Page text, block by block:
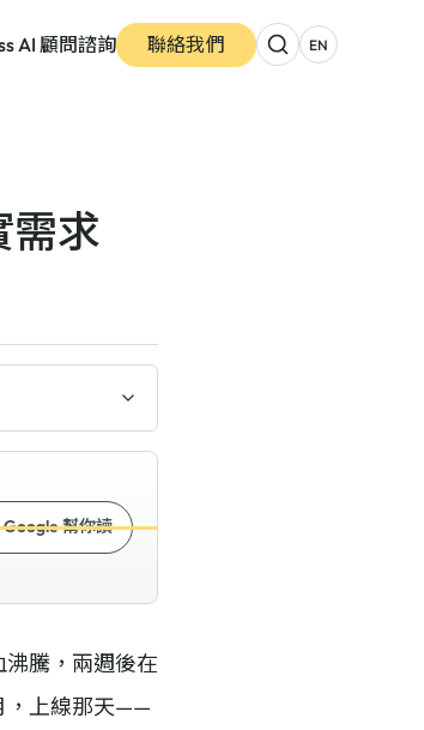
AI 顧問諮詢 聯絡我們 EN
需求
Google 幫你讀
騰，兩週後在
，上線那天——